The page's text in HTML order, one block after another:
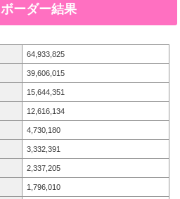
ボーダー結果
64,933,825
39,606,015
15,644,351
12,616,134
4,730,180
3,332,391
2,337,205
1,796,010